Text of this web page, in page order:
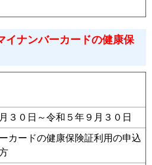
イナンバーカードの健康保
３０日～令和５年９月３０日
カードの健康保険証利用の申込